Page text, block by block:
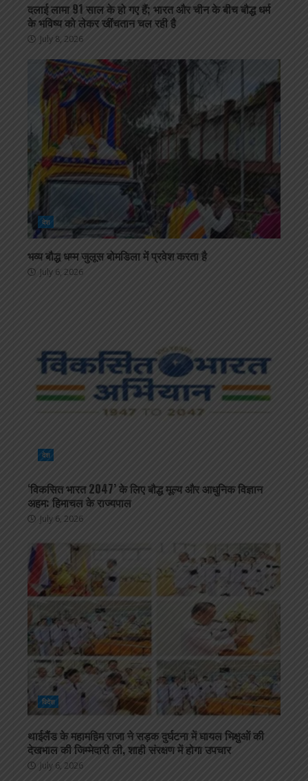
दलाई लामा 91 साल के हो गए हैं; भारत और चीन के बीच बौद्ध धर्म
के भविष्य को लेकर खींचतान चल रही है
July 8, 2026
देश
भव्य बौद्ध धम्म जुलूस बोमडिला में प्रवेश करता है
July 6, 2026
देश
‘विकसित भारत 2047’ के लिए बौद्ध मूल्य और आधुनिक विज्ञान
अहम: हिमाचल के राज्यपाल
July 6, 2026
विदेश
थाईलैंड के महामहिम राजा ने सड़क दुर्घटना में घायल भिक्षुओं की
देखभाल की जिम्मेदारी ली, शाही संरक्षण में होगा उपचार
July 6, 2026